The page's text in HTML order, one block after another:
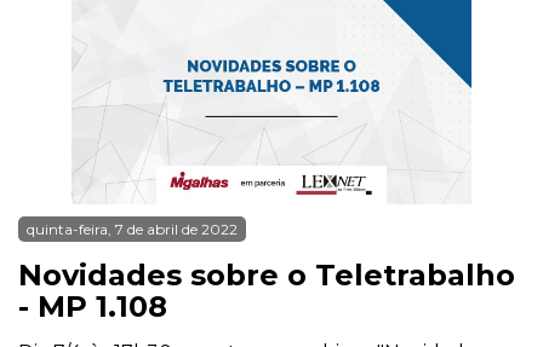
quinta-feira, 7 de abril de 2022
Novidades sobre o Teletrabalho
- MP 1.108